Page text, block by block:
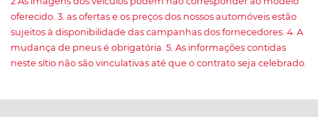
oferecido. 3. as ofertas e os preços dos nossos automóveis estão
sujeitos à disponibilidade das campanhas dos fornecedores. 4. A
mudança de pneus é obrigatória. 5. As informações contidas
neste sítio não são vinculativas até que o contrato seja celebrado.